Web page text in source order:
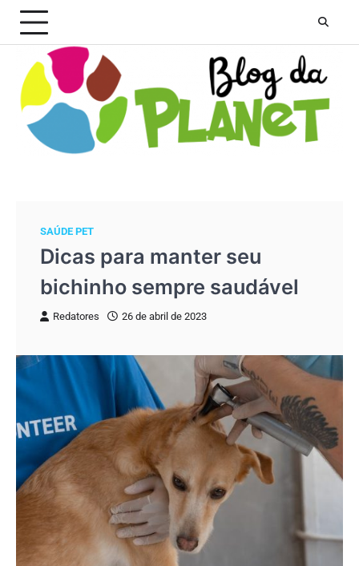
Skip
content
SAÚDE PET
Dicas para manter seu
bichinho sempre saudável
Redatores 26 de abril de 2023